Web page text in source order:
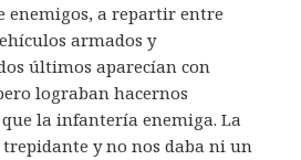
enemigos, a repartir entre
armados y
últimos aparecían con
lograban hacernos
la infantería enemiga. La
y no nos daba ni un